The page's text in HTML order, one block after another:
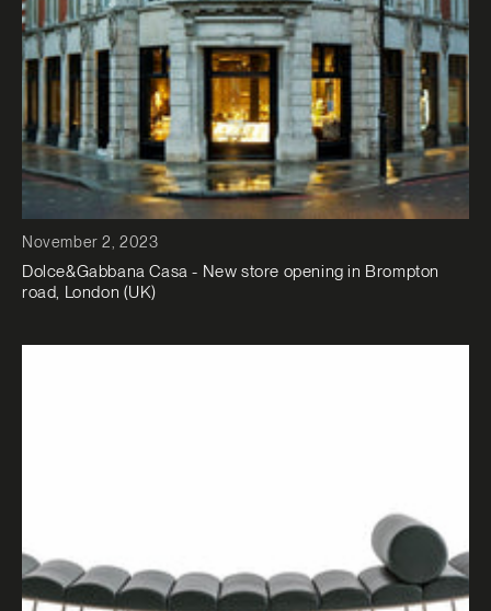
November 2, 2023
Dolce&Gabbana Casa - New store opening in Brompton
road, London (UK)